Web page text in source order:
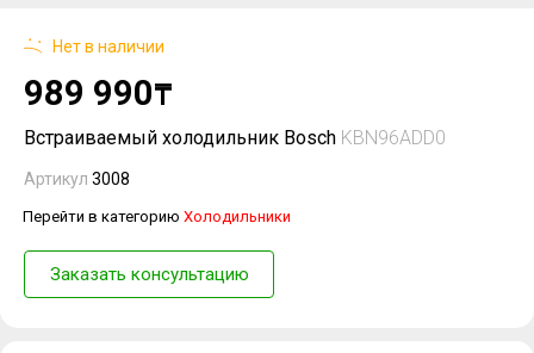
Встраиваемый холодильник Bosch KBN96ADD0
Артикул 3008
Перейти в категорию Холодильники
Заказать консультацию
Нет в наличии
989 990₸